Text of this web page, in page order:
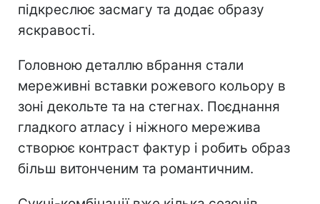
підкреслює засмагу та додає образу
яскравості.
Головною деталлю вбрання стали
мереживні вставки рожевого кольору в
зоні декольте та на стегнах. Поєднання
гладкого атласу і ніжного мережива
створює контраст фактур і робить образ
більш витонченим та романтичним.